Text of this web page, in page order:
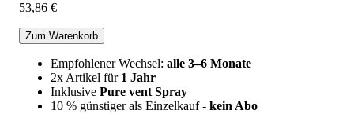
53,86 €
Zum Warenkorb
Empfohlener Wechsel: alle 3–6 Monate
2x Artikel für 1 Jahr
Inklusive Pure vent Spray
10 % günstiger als Einzelkauf - kein Abo